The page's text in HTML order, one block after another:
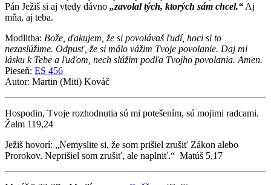
Pán Ježiš si aj vtedy dávno „zavolal tých, ktorých sám chcel.“ Aj
mňa, aj teba.
Modlitba: Bože, ďakujem, že si povolávaš ľudí, hoci si to
nezaslúžime. Odpusť, že si málo vážim Tvoje povolanie. Daj mi
lásku k Tebe a ľuďom, nech slúžim podľa Tvojho povolania. Amen.
Pieseň: ES 456
Autor: Martin (Miti) Kováč
Hospodin, Tvoje rozhodnutia sú mi potešením, sú mojimi radcami.
Žalm 119,24
Ježiš hovorí: „Nemyslite si, že som prišiel zrušiť Zákon alebo
Prorokov. Neprišiel som zrušiť, ale naplniť.“ Matúš 5,17